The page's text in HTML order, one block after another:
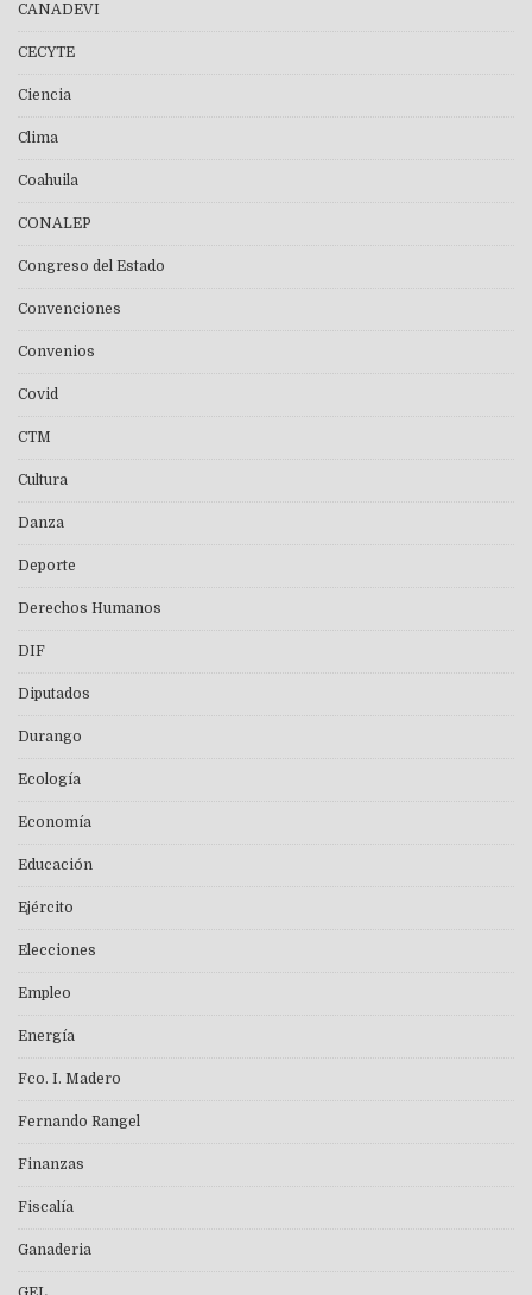
CANADEVI
CECYTE
Ciencia
Clima
Coahuila
CONALEP
Congreso del Estado
Convenciones
Convenios
Covid
CTM
Cultura
Danza
Deporte
Derechos Humanos
DIF
Diputados
Durango
Ecología
Economía
Educación
Ejército
Elecciones
Empleo
Energía
Fco. I. Madero
Fernando Rangel
Finanzas
Fiscalía
Ganaderia